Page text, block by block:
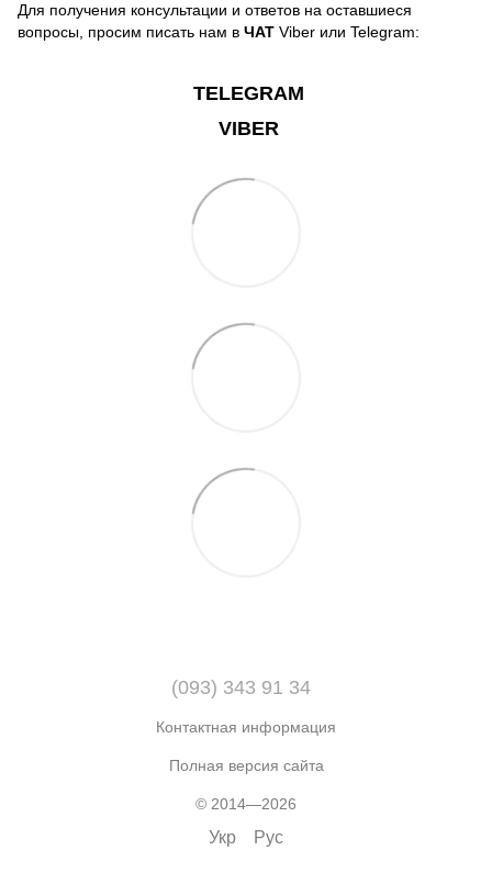
Для получения консультации и ответов на оставшиеся
вопросы, просим писать нам в ЧАТ Viber или Telegram:
TELEGRAM
VIBER
(093) 343 91 34
Контактная информация
Полная версия сайта
© 2014—2026
Укр Рус